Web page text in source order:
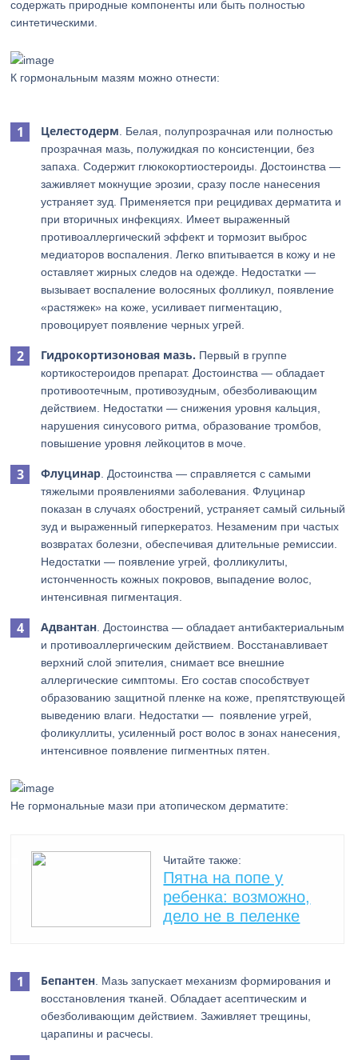
содержать природные компоненты или быть полностью
синтетическими.
К гормональным мазям можно отнести:
Целестодерм . Белая, полупрозрачная или полностью
прозрачная мазь, полужидкая по консистенции, без
запаха. Содержит глюкокортиостероиды. Достоинства —
заживляет мокнущие эрозии, сразу после нанесения
устраняет зуд. Применяется при рецидивах дерматита и
при вторичных инфекциях. Имеет выраженный
противоаллергический эффект и тормозит выброс
медиаторов воспаления. Легко впитывается в кожу и не
оставляет жирных следов на одежде. Недостатки —
вызывает воспаление волосяных фолликул, появление
«растяжек» на коже, усиливает пигментацию,
провоцирует появление черных угрей.
Гидрокортизоновая мазь. Первый в группе
кортикостероидов препарат. Достоинства — обладает
противоотечным, противозудным, обезболивающим
действием. Недостатки — снижения уровня кальция,
нарушения синусового ритма, образование тромбов,
повышение уровня лейкоцитов в моче.
Флуцинар . Достоинства — справляется с самыми
тяжелыми проявлениями заболевания. Флуцинар
показан в случаях обострений, устраняет самый сильный
зуд и выраженный гиперкератоз. Незаменим при частых
возвратах болезни, обеспечивая длительные ремиссии.
Недостатки — появление угрей, фолликулиты,
истонченность кожных покровов, выпадение волос,
интенсивная пигментация.
Адвантан . Достоинства — обладает антибактериальным
и противоаллергическим действием. Восстанавливает
верхний слой эпителия, снимает все внешние
аллергические симптомы. Его состав способствует
образованию защитной пленке на коже, препятствующей
выведению влаги. Недостатки — появление угрей,
фоликуллиты, усиленный рост волос в зонах нанесения,
интенсивное появление пигментных пятен.
Не гормональные мази при атопическом дерматите:
Читайте также:
Пятна на попе у
ребенка: возможно,
дело не в пеленке
Бепантен . Мазь запускает механизм формирования и
восстановления тканей. Обладает асептическим и
обезболивающим действием. Заживляет трещины,
царапины и расчесы.